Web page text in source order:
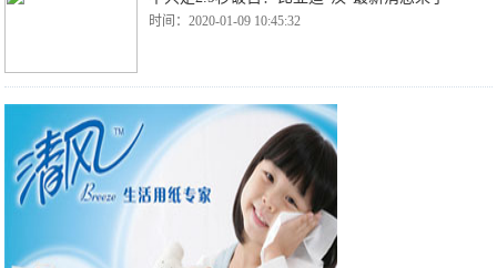
时间：2020-01-09 10:45:32